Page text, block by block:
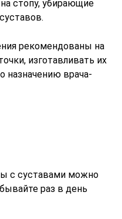
стопу, убирающие
рекомендованы на
изготавливать их
назначению врача-
с суставами можно
раз в день